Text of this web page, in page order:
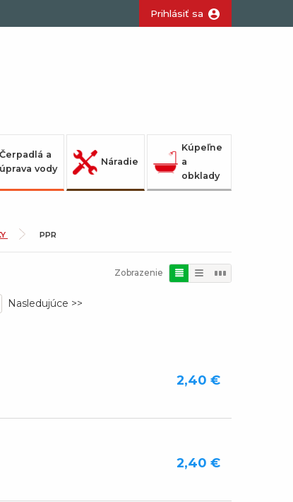
Prihlásiť sa
Čerpadlá a
úprava vody
Náradie
Kúpeľne
a
obklady
PPR
Zobrazenie
2,40 €
2,40 €